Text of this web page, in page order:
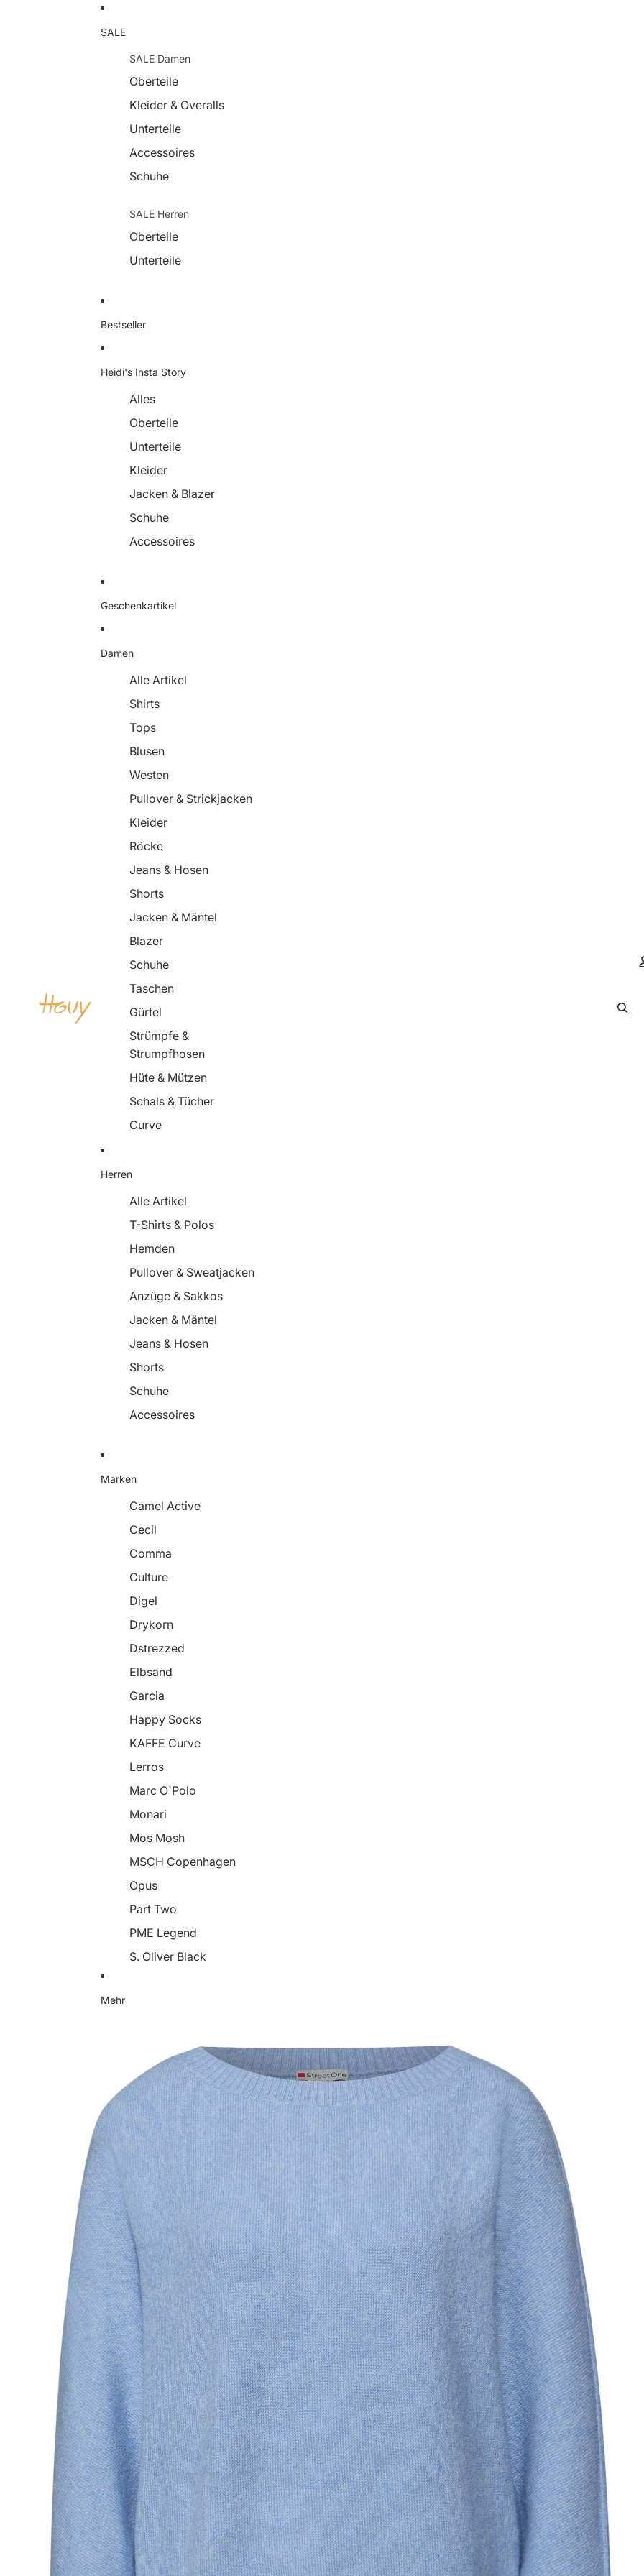
SALE
SALE Damen
Oberteile
Kleider & Overalls
Unterteile
Accessoires
Schuhe
SALE Herren
Oberteile
Unterteile
Bestseller
Heidi's Insta Story
Alles
Oberteile
Unterteile
Kleider
Jacken & Blazer
Schuhe
Accessoires
Geschenkartikel
Damen
Alle Artikel
Shirts
Tops
Blusen
Westen
Pullover & Strickjacken
Kleider
Röcke
Jeans & Hosen
Shorts
Jacken & Mäntel
Blazer
Schuhe
Taschen
Gürtel
Strümpfe &
Strumpfhosen
Hüte & Mützen
Schals & Tücher
Curve
Herren
Alle Artikel
T-Shirts & Polos
Hemden
Pullover & Sweatjacken
Anzüge & Sakkos
Jacken & Mäntel
Jeans & Hosen
Shorts
Schuhe
Accessoires
Marken
Camel Active
Cecil
Comma
Culture
Digel
Drykorn
Dstrezzed
Elbsand
Garcia
Happy Socks
KAFFE Curve
Lerros
Marc O`Polo
Monari
Mos Mosh
MSCH Copenhagen
Opus
Part Two
PME Legend
S. Oliver Black
YaYa
Mehr